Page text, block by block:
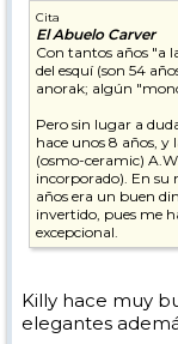
Cita
El Abuelo Carver
Con tantos años "a
del esquí (son 54
anorak; algún
Pero sin lugar a
hace unos 8 años,
(osmo-ceramic)
incorporado). En su
años era un buen
invertido, pues me
excepcional.
Killy hace muy
elegantes